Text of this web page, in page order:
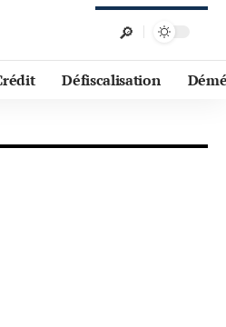
Défiscalisation